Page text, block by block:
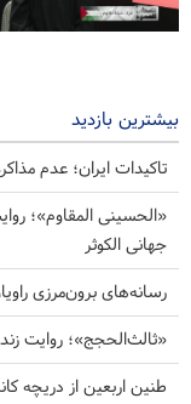
بیشترین بازدید
تاکیدات ایران؛ عدم
«الحسینی المقاوم»؛
جهانی الکوثر
رسانه‌های برون‌مرزی
«ثالث‌الحجج»؛ روایت
طنین اربعین از دریچه